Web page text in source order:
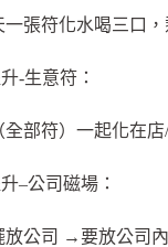
一張符化水喝三口
-生意符：
全部符）一起化在
–公司磁場：
放公司 →要放公司